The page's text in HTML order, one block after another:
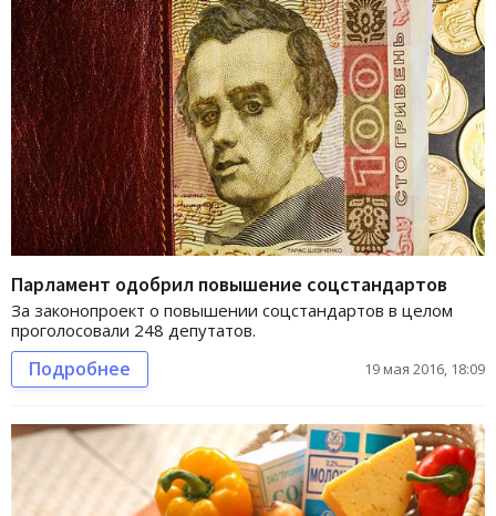
Парламент одобрил повышение соцстандартов
За законопроект о повышении соцстандартов в целом
проголосовали 248 депутатов.
Подробнее 19 мая 2016, 18:09